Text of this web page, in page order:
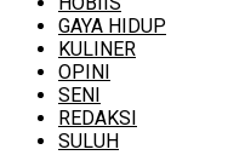
GAYA HIDUP
KULINER
OPINI
SENI
REDAKSI
SULUH